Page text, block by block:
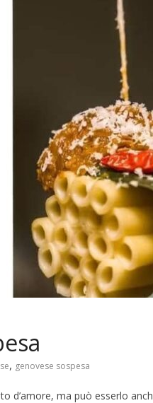
, genovese sospesa
d’amore, ma può esserlo